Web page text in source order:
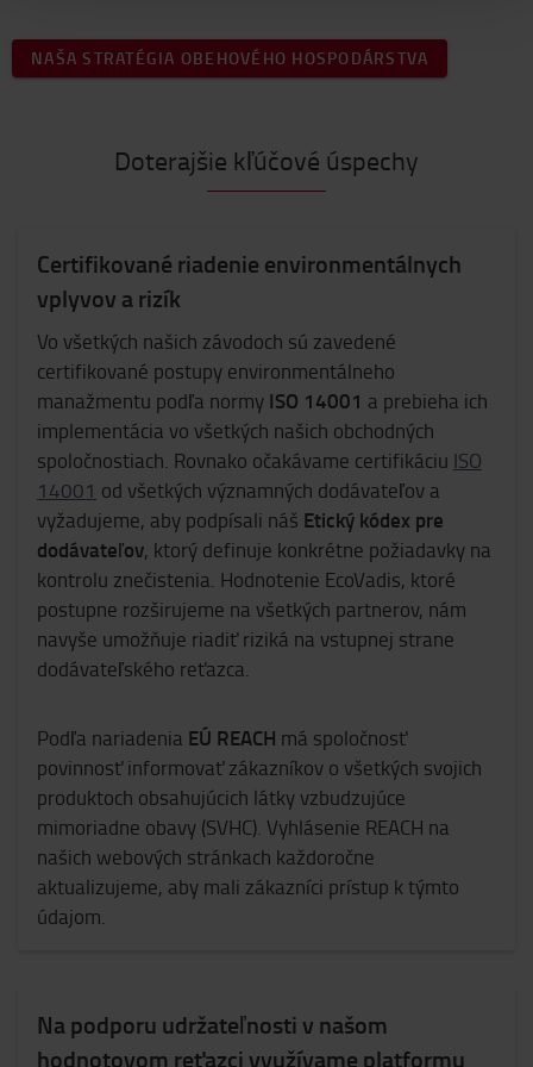
NAŠA STRATÉGIA OBEHOVÉHO HOSPODÁRSTVA
Doterajšie kľúčové úspechy
Certifikované riadenie environmentálnych
vplyvov a rizík
Vo všetkých našich závodoch sú zavedené
certifikované postupy environmentálneho
manažmentu podľa normy ISO 14001 a prebieha ich
implementácia vo všetkých našich obchodných
spoločnostiach. Rovnako očakávame certifikáciu ISO
14001 od všetkých významných dodávateľov a
vyžadujeme, aby podpísali náš Etický kódex pre
dodávateľov, ktorý definuje konkrétne požiadavky na
kontrolu znečistenia. Hodnotenie EcoVadis, ktoré
postupne rozširujeme na všetkých partnerov, nám
navyše umožňuje riadiť riziká na vstupnej strane
dodávateľského reťazca.
Podľa nariadenia EÚ REACH má spoločnosť
povinnosť informovať zákazníkov o všetkých svojich
produktoch obsahujúcich látky vzbudzujúce
mimoriadne obavy (SVHC). Vyhlásenie REACH na
našich webových stránkach každoročne
aktualizujeme, aby mali zákazníci prístup k týmto
údajom.
Na podporu udržateľnosti v našom
hodnotovom reťazci využívame platformu